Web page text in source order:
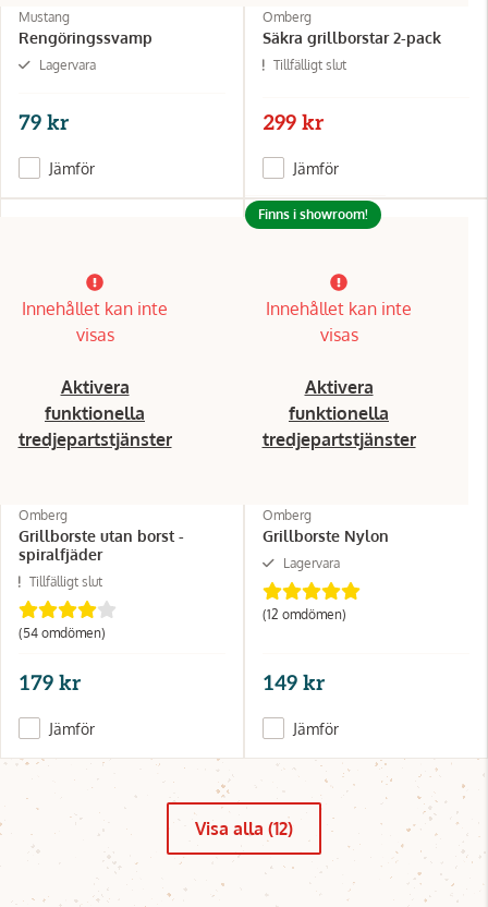
Mustang
Rengöringssvamp
Lagervara
79 kr
Jämför
Omberg
Säkra grillborstar 2-pack
Tillfälligt slut
299 kr
Jämför
Innehållet kan inte
visas
Aktivera
funktionella
tredjepartstjänster
Omberg
Grillborste utan borst -
spiralfjäder
Tillfälligt slut
(54 omdömen)
179 kr
Jämför
Innehållet kan inte
visas
Aktivera
funktionella
tredjepartstjänster
Omberg
Grillborste Nylon
Lagervara
(12 omdömen)
Finns i showroom!
149 kr
Jämför
Visa alla (12)